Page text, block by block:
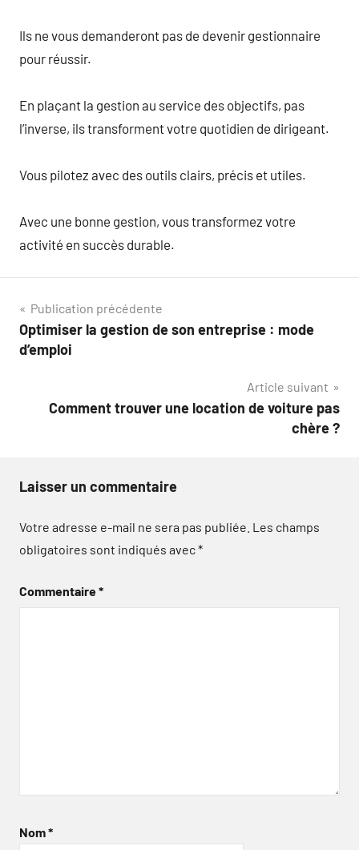
Ils ne vous demanderont pas de devenir gestionnaire
pour réussir.
En plaçant la gestion au service des objectifs, pas
l’inverse, ils transforment votre quotidien de dirigeant.
Vous pilotez avec des outils clairs, précis et utiles.
Avec une bonne gestion, vous transformez votre
activité en succès durable.
Navigation
de
Publication précédente
Optimiser la gestion de son entreprise : mode
d’emploi
Article suivant
Comment trouver une location de voiture pas
chère ?
Laisser un commentaire
Votre adresse e-mail ne sera pas publiée. Les champs
obligatoires sont indiqués avec*
Commentaire*
Nom*